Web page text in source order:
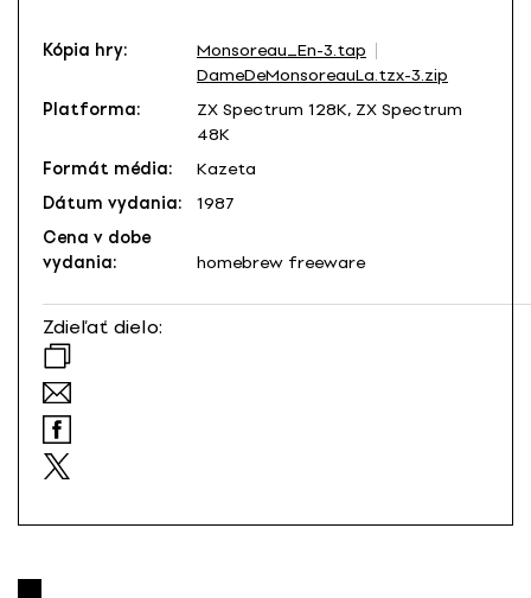
Kópia hry:
Monsoreau_En-3.tap
DameDeMonsoreauLa.tzx-3.zip
Platforma:
ZX Spectrum 128K, ZX Spectrum
48K
Formát média:
Kazeta
Dátum vydania:
1987
Cena v dobe
vydania:
homebrew freeware
Zdieľať dielo: